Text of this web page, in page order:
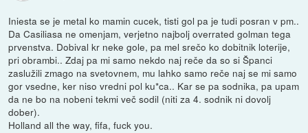
Iniesta se je metal ko mamin cucek, tisti gol pa je tudi posran v pm..
Da Casiliasa ne omenjam, verjetno najbolj overrated golman tega
prvenstva. Dobival kr neke gole, pa mel srečo ko dobitnik loterije,
pri obrambi.. Zdaj pa mi samo nekdo naj reče da so si Španci
zaslužili zmago na svetovnem, mu lahko samo reče naj se mi samo
gor vsedne, ker niso vredni pol ku*ca.. Kar se pa sodnika, pa upam
da ne bo na nobeni tekmi več sodil (niti za 4. sodnik ni dovolj
dober).
Holland all the way, fifa, fuck you.